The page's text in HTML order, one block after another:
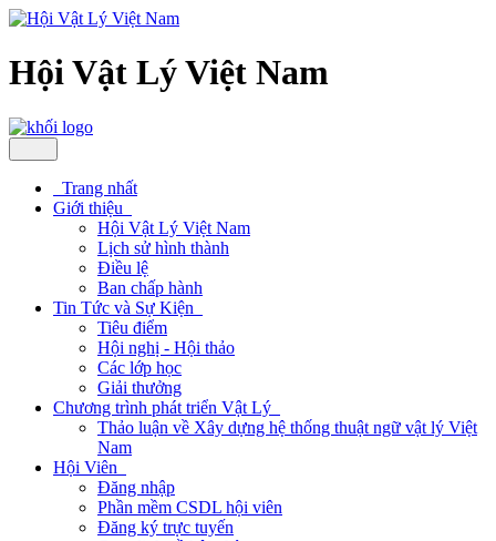
Hội Vật Lý Việt Nam
Trang nhất
Giới thiệu
Hội Vật Lý Việt Nam
Lịch sử hình thành
Điều lệ
Ban chấp hành
Tin Tức và Sự Kiện
Tiêu điểm
Hội nghị - Hội thảo
Các lớp học
Giải thưởng
Chương trình phát triển Vật Lý
Thảo luận về Xây dựng hệ thống thuật ngữ vật lý Việt
Nam
Hội Viên
Đăng nhập
Phần mềm CSDL hội viên
Đăng ký trực tuyến